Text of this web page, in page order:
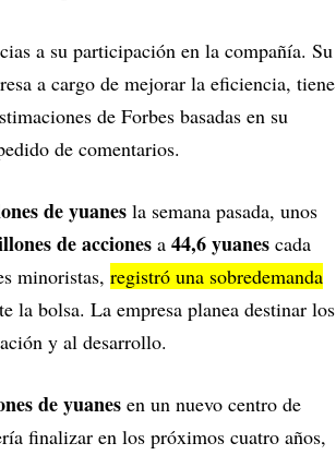
a su participación en la compañía. Su
a cargo de mejorar la eficiencia, tiene
de Forbes basadas en su
de comentarios.
de yuanes la semana pasada, unos
de acciones a 44,6 yuanes cada
minoristas, registró una sobredemanda
la bolsa. La empresa planea destinar los
y al desarrollo.
de yuanes en un nuevo centro de
finalizar en los próximos cuatro años,